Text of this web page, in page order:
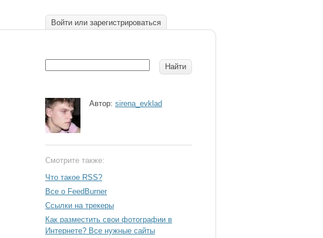
Войти или зарегистрироваться
Автор: sirena_evklad
Смотрите также:
Что такое RSS?
Все о FeedBurner
Ссылки на трекеры
Как разместить свои фотографии в
Интернете? Все нужные сайты